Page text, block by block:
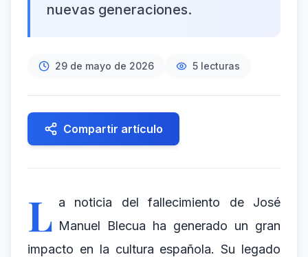
nuevas generaciones.
29 de mayo de 2026 5 lecturas
Compartir artículo
L a noticia del fallecimiento de José
Manuel Blecua ha generado un gran
impacto en la cultura española. Su legado